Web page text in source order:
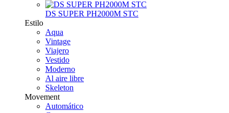
DS SUPER PH2000M STC
Estilo
Aqua
Vintage
Viajero
Vestido
Moderno
Al aire libre
Skeleton
Movement
Automático